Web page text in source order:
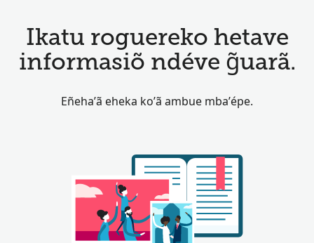
Ikatu roguereko hetave
informasiõ ndéve g̃uarã.
Eñeha’ã eheka ko’ã ambue mba’épe.